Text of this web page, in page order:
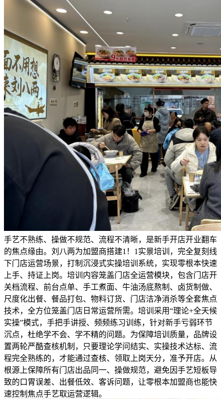
手艺不熟练、操做不规范、流程不清晰，是新手开店开业翻车
的焦点缘由。刘八两为加盟商搭建1！1实景培训，完全复刻线
下门店运营场景，打制沉浸式实操培训系统，实现零根本快速
上手、持证上岗。培训内容笼盖门店全运营模块，包含门店开
关档流程、前台点单、手工煮面、牛油汤底熬制、卤货制做、
尺度化出餐、餐品打包、物料订货、门店洁净消杀等全套焦点
技术，全方位笼盖门店日常运营所需。培训采用“理论+全天候
实操”模式，手把手讲授、频频练习训练，针对新手亏弱环节
沉点，杜绝学不会、学不精的问题。为保障培训质量，品牌设
置两轮严酷查核机制，只要理论学问结实、实操技术达标、流
程完全熟练的，才能通过查核、领取上岗天分，准予开店。从
根源上保障所有门店出品同一、操做规范，避免因手艺短板导
致的口胃误差、出餐低效、客诉问题，让零根本加盟商也能快
速控制焦点手艺取运营逻辑。